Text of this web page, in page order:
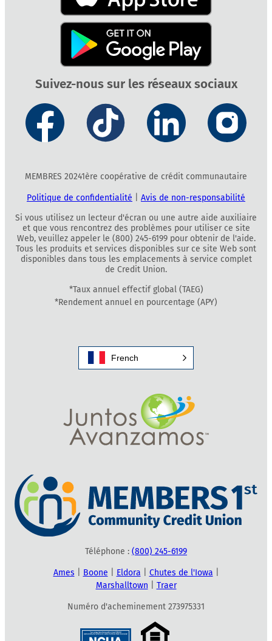
Suivez-nous sur les réseaux sociaux
MEMBRES 20241ère coopérative de crédit communautaire
Politique de confidentialité
Avis de non-responsabilité
Si vous utilisez un lecteur d'écran ou une autre aide auxiliaire
et que vous rencontrez des problèmes pour utiliser ce site
Web, veuillez appeler le (800) 245-6199 pour obtenir de l'aide.
Tous les produits et services disponibles sur ce site Web sont
disponibles dans tous les emplacements à service complet
de Credit Union.
*Taux annuel effectif global (TAEG)
*Rendement annuel en pourcentage (APY)
French
Téléphone : (800) 245-6199
Ames Boone Eldora Chutes de l'Iowa
Marshalltown
Traer
Numéro d'acheminement 273975331